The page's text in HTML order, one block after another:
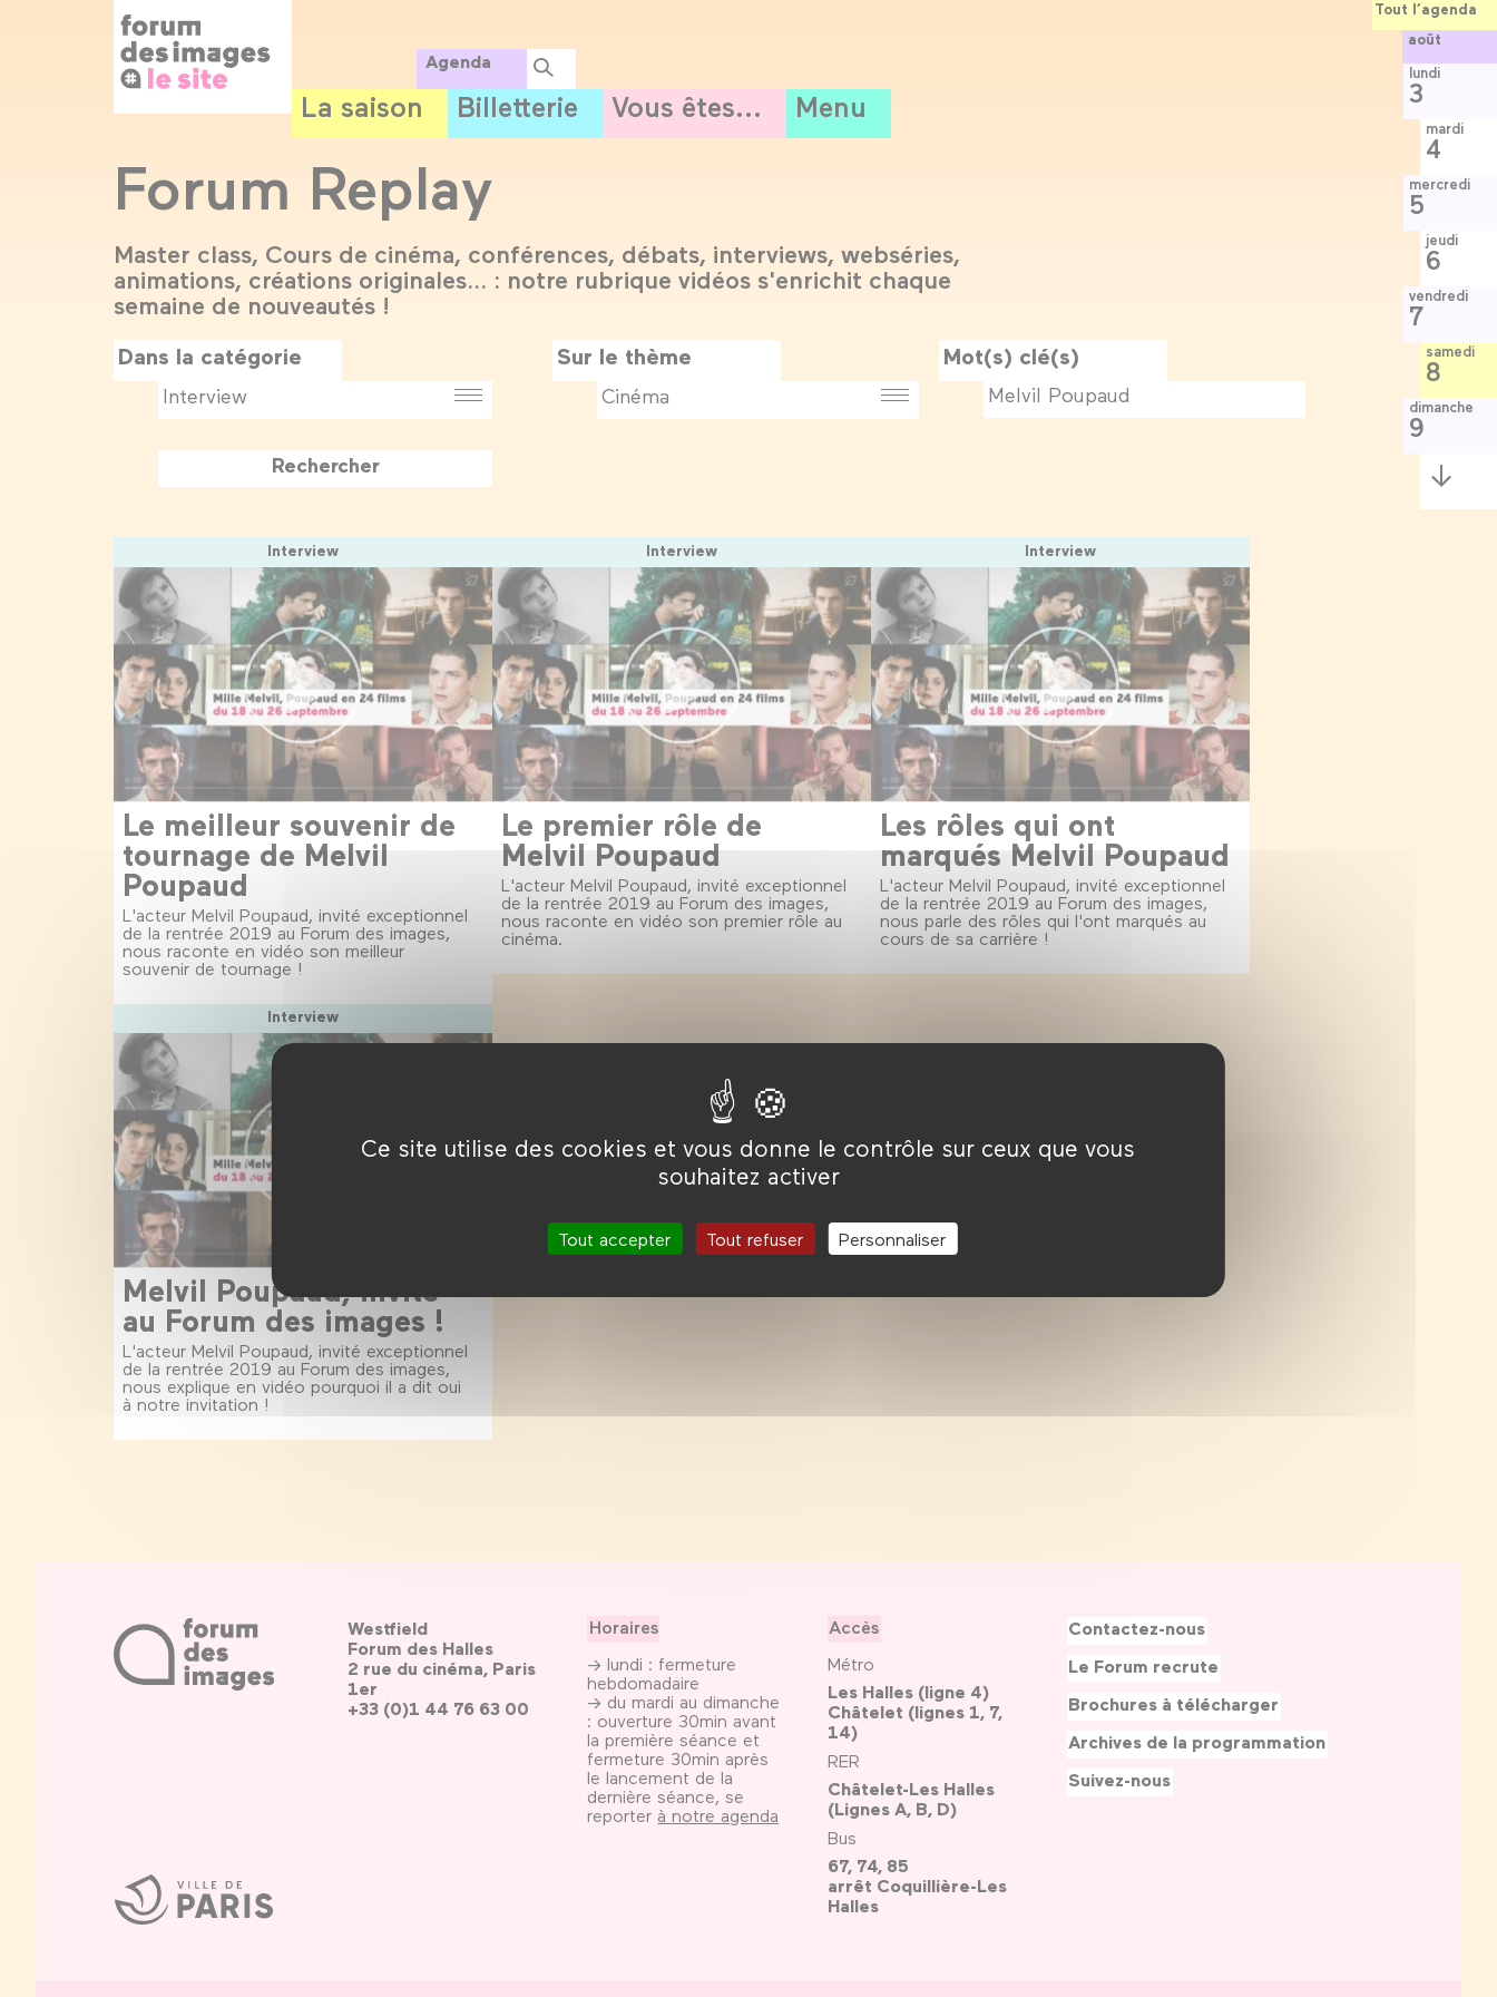
Ce site utilise des cookies et vous donne le contrôle sur ceux que vous
souhaitez activer
Tout accepter Tout refuser Personnaliser
Agenda
La saison Billetterie Vous êtes... Menu
Forum Replay
Master class, Cours de cinéma, conférences, débats, interviews, webséries,
animations, créations originales... : notre rubrique vidéos s'enrichit chaque
semaine de nouveautés !
Dans la catégorie Sur le thème Mot(s) clé(s)
Interview
Le meilleur souvenir de
tournage de Melvil
Poupaud
L'acteur Melvil Poupaud, invité exceptionnel
de la rentrée 2019 au Forum des images,
nous raconte en vidéo son meilleur
souvenir de tournage !
Interview
Le premier rôle de
Melvil Poupaud
L'acteur Melvil Poupaud, invité exceptionnel
de la rentrée 2019 au Forum des images,
nous raconte en vidéo son premier rôle au
cinéma.
Interview
Les rôles qui ont
marqués Melvil Poupaud
L'acteur Melvil Poupaud, invité exceptionnel
de la rentrée 2019 au Forum des images,
nous parle des rôles qui l'ont marqués au
cours de sa carrière !
Interview
Melvil Poupaud, invité
au Forum des images !
L'acteur Melvil Poupaud, invité exceptionnel
de la rentrée 2019 au Forum des images,
nous explique en vidéo pourquoi il a dit oui
à notre invitation !
Tout l’agenda
août
lundi
3
mardi
4
mercredi
5
jeudi
6
vendredi
7
samedi
8
dimanche
9
Semaine
suivante
Ville
de
Paris
Westfield
Forum des Halles
2 rue du cinéma, Paris
1er
+33 (0)1 44 76 63 00
Horaires
→ lundi : fermeture
hebdomadaire
→ du mardi au dimanche
: ouverture 30min avant
la première séance et
fermeture 30min après
le lancement de la
dernière séance, se
reporter à notre agenda
Accès
Métro
Les Halles (ligne 4)
Châtelet (lignes 1, 7,
14)
RER
Châtelet-Les Halles
(Lignes A, B, D)
Bus
67, 74, 85
arrêt Coquillière-Les
Halles
Contactez-nous
Le Forum recrute
Brochures à télécharger
Archives de la programmation
Suivez-nous